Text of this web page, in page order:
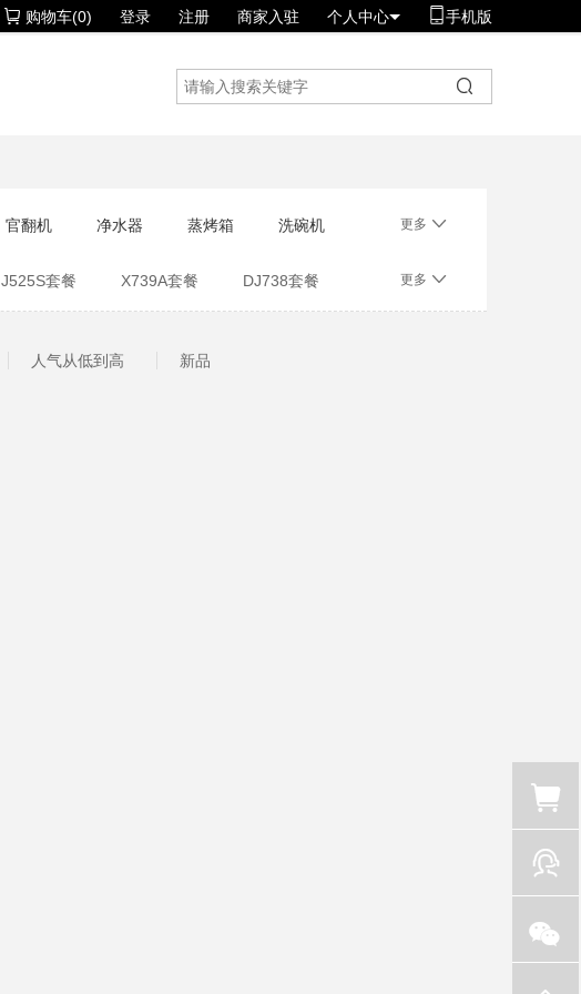
购物车(0) 登录 注册 商家入驻 个人中心 手机版
官翻机 净水器 蒸烤箱 洗碗机 更多
J525S套餐 X739A套餐 DJ738套餐 更多
人气从低到高 新品